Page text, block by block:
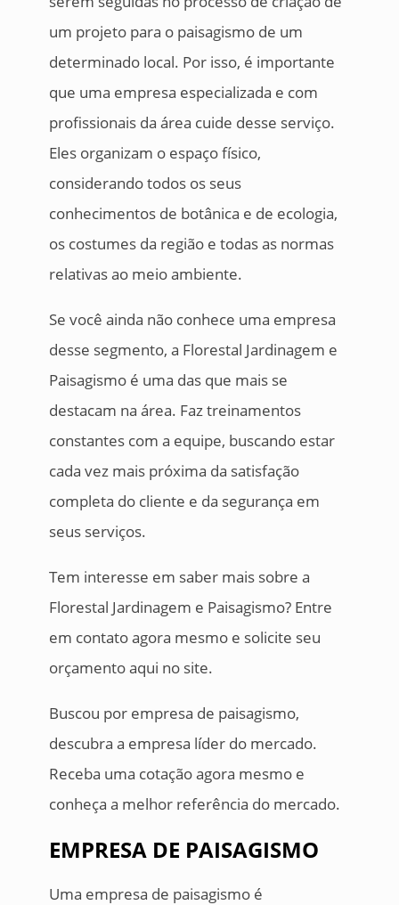
um projeto para o paisagismo de um
determinado local. Por isso, é importante
que uma empresa especializada e com
profissionais da área cuide desse serviço.
Eles organizam o espaço físico,
considerando todos os seus
conhecimentos de botânica e de ecologia,
os costumes da região e todas as normas
relativas ao meio ambiente.
Se você ainda não conhece uma empresa
desse segmento, a Florestal Jardinagem e
Paisagismo é uma das que mais se
destacam na área. Faz treinamentos
constantes com a equipe, buscando estar
cada vez mais próxima da satisfação
completa do cliente e da segurança em
seus serviços.
Tem interesse em saber mais sobre a
Florestal Jardinagem e Paisagismo? Entre
em contato agora mesmo e solicite seu
orçamento aqui no site.
Buscou por empresa de paisagismo,
descubra a empresa líder do mercado.
Receba uma cotação agora mesmo e
conheça a melhor referência do mercado.
EMPRESA DE PAISAGISMO
Uma empresa de paisagismo é